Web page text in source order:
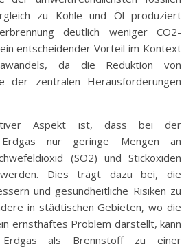
zu Kohle und Öl produziert
deutlich weniger CO2-
entscheidender Vorteil im Kontext
da die Reduktion von
der zentralen Herausforderungen
Aspekt ist, dass bei der
nur geringe Mengen an
(SO2) und Stickoxiden
Dies trägt dazu bei, die
und gesundheitliche Risiken zu
in städtischen Gebieten, wo die
ernsthaftes Problem darstellt, kann
als Brennstoff zu einer